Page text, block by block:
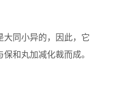
大同小异的，因此，它
和丸加减化裁而成。